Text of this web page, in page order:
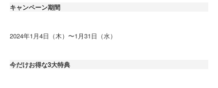
キャンペーン期間
2024年1月4日（木）〜1月31日（水）
今だけお得な3大特典